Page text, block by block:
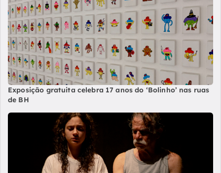
Exposição gratuita celebra 17 anos do ‘Bolinho’ nas ruas
de BH